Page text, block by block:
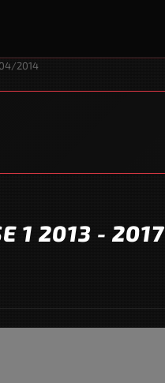
2014
1 2013 - 2017